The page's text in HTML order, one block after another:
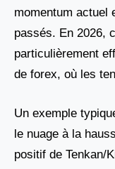
momentum actuel
passés. En 2026,
particulièrement
de forex, où les
Un exemple
le nuage à la
positif de Tenkan/